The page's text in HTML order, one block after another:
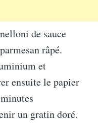
de sauce
râpé.
et
ensuite le papier
un gratin doré.